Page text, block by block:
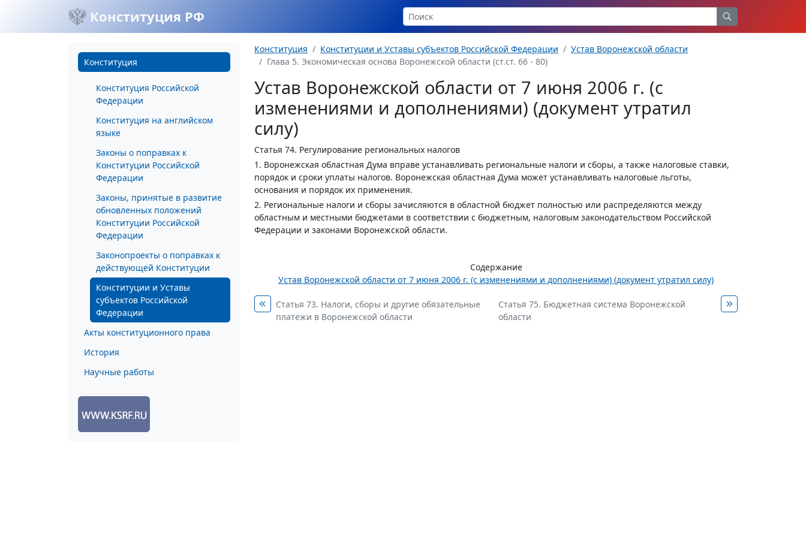
Конституция РФ
Конституция
Конституция Российской
Федерации
Конституция на английском
языке
Законы о поправках к
Конституции Российской
Федерации
Законы, принятые в развитие
обновленных положений
Конституции Российской
Федерации
Законопроекты о поправках к
действующей Конституции
Конституции и Уставы
субъектов Российской
Федерации
Акты конституционного права
История
Научные работы
Конституция Конституции и Уставы субъектов Российской Федерации
Устав Воронежской области
Глава 5. Экономическая основа Воронежской области (ст.ст. 66 - 80)
Устав Воронежской области от 7 июня 2006 г. (с
изменениями и дополнениями) (документ утратил
силу)
Статья 74. Регулирование региональных налогов
1. Воронежская областная Дума вправе устанавливать региональные налоги и сборы, а также налоговые ставки,
порядок и сроки уплаты налогов. Воронежская областная Дума может устанавливать налоговые льготы,
основания и порядок их применения.
2. Региональные налоги и сборы зачисляются в областной бюджет полностью или распределяются между
областным и местными бюджетами в соответствии с бюджетным, налоговым законодательством Российской
Федерации и законами Воронежской области.
Содержание
Устав Воронежской области от 7 июня 2006 г. (с изменениями и дополнениями) (документ утратил силу)
Статья 73. Налоги, сборы и другие обязательные
платежи в Воронежской области
Статья 75. Бюджетная система Воронежской
области